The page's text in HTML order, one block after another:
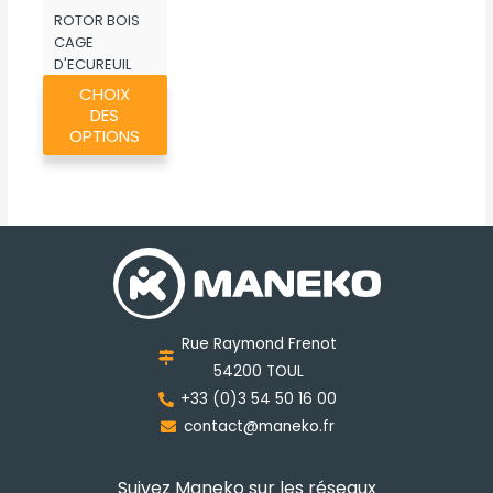
ROTOR BOIS
CAGE
D'ECUREUIL
ROUSSEAU
CHOIX
DES
OPTIONS
Ce
plusieurs
peuvent
être
sur
page
du
Rue Raymond Frenot
54200 TOUL
+33 (0)3 54 50 16 00
contact@maneko.fr